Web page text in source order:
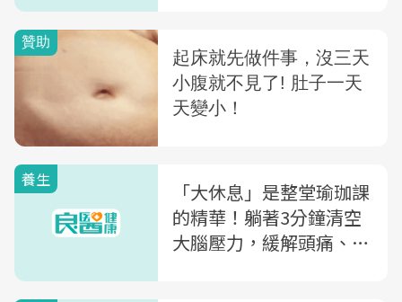
養生
「大休息」是整堂瑜珈課
的精華！躺著3分鐘清空
大腦壓力，緩解頭痛、消